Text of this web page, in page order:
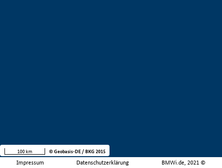
Impressum Datenschutzerklärung BMWi.de, 2021 ©
100 km © Geobasis-DE / BKG 2015